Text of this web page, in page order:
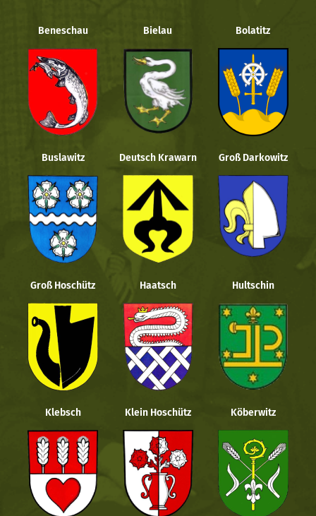
Beneschau Bielau Bolatitz
Buslawitz Deutsch Krawarn Groß Darkowitz
Groß Hoschütz Haatsch Hultschin
Klebsch Klein Hoschütz Köberwitz